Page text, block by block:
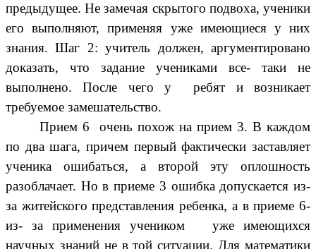
предыдущее. Не замечая скрытого подвоха, ученики
его выполняют, применяя уже имеющиеся у них
знания. Шаг 2: учитель должен, аргументировано
доказать, что задание учениками все- таки не
выполнено. После чего у ребят и возникает
требуемое замешательство.
Прием 6 очень похож на прием 3. В каждом
по два шага, причем первый фактически заставляет
ученика ошибаться, а второй эту оплошность
разоблачает. Но в приеме 3 ошибка допускается из-
за житейского представления ребенка, а в приеме 6-
из- за применения учеником уже имеющихся
научных знаний не в той ситуации. Для математики